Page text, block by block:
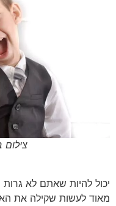
צילום
יכול להיות שאתם לא גרות
מאוד לעשות שקילה את